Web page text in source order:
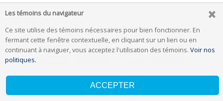
Les témoins du navigateur
Ce site utilise des témoins nécessaires pour bien fonctionner. En
fermant cette fenêtre contextuelle, en cliquant sur un lien ou en
continuant à naviguer, vous acceptez l'utilisation des témoins. Voir nos
politiques.
ACCEPTER
© 2026 propulsé parUplifter Inc.